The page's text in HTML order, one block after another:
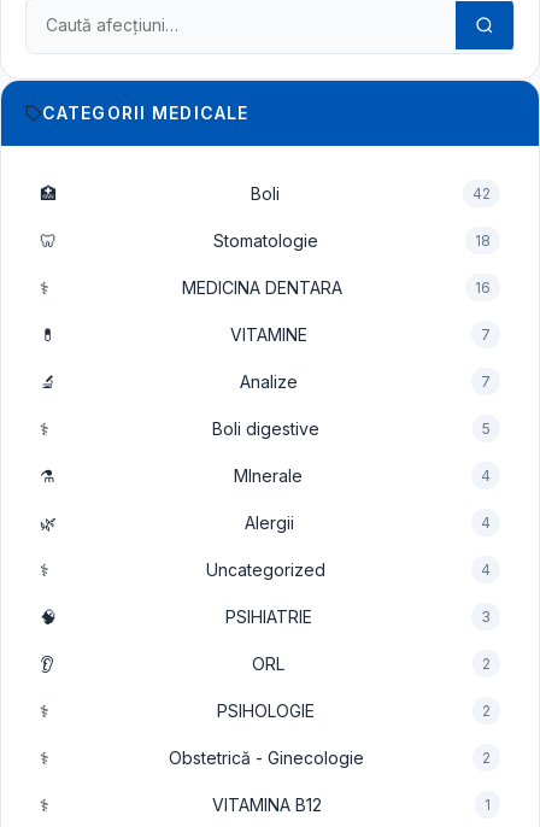
Caută în dicționarul medical
CATEGORII MEDICALE
🏥 Boli 42
🦷 Stomatologie 18
⚕️ MEDICINA DENTARA 16
💊 VITAMINE 7
🔬 Analize 7
⚕️ Boli digestive 5
⚗️ MInerale 4
🌿 Alergii 4
⚕️ Uncategorized 4
🧠 PSIHIATRIE 3
👂 ORL 2
⚕️ PSIHOLOGIE 2
⚕️ Obstetrică - Ginecologie 2
⚕️ VITAMINA B12 1